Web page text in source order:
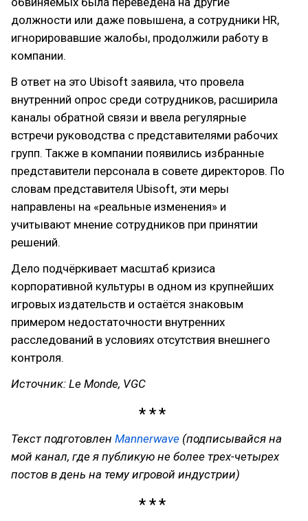
должности или даже повышена, а сотрудники HR,
игнорировавшие жалобы, продолжили работу в
компании.
В ответ на это Ubisoft заявила, что провела
внутренний опрос среди сотрудников, расширила
каналы обратной связи и ввела регулярные
встречи руководства с представителями рабочих
групп. Также в компании появились избранные
представители персонала в совете директоров. По
словам представителя Ubisoft, эти меры
направлены на «реальные изменения» и
учитывают мнение сотрудников при принятии
решений.
Дело подчёркивает масштаб кризиса
корпоративной культуры в одном из крупнейших
игровых издательств и остаётся знаковым
примером недостаточности внутренних
расследований в условиях отсутствия внешнего
контроля.
Источник: Le Monde, VGC
Текст подготовлен Mannerwave (подписывайся на
мой канал, где я публикую не более трех-четырех
постов в день на тему игровой индустрии)